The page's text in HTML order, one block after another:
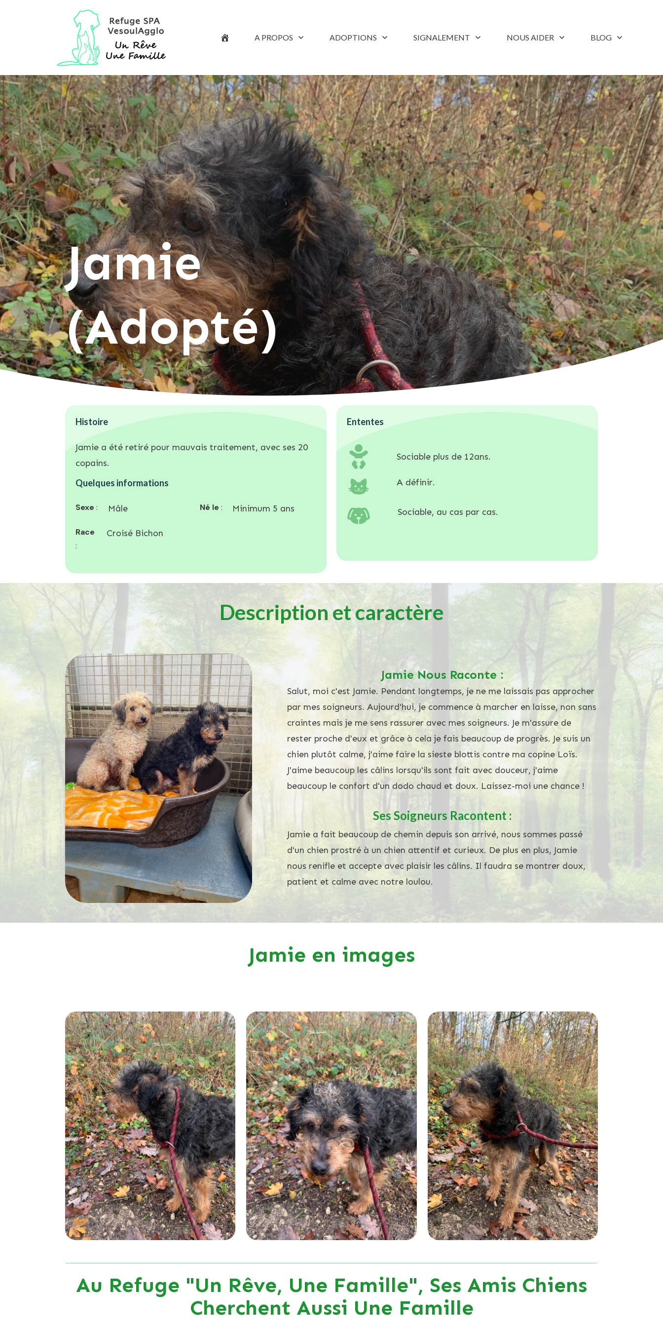
A PROPOS ADOPTIONS SIGNALEMENT NOUS AIDER BLOG
Jamie
(Adopté)
Histoire
Jamie a été retiré pour mauvais traitement, avec ses 20
copains.
Quelques informations
Sexe : Mâle Né le : Minimum 5 ans
Race
:
Croisé Bichon
Ententes
Sociable plus de 12ans.
A définir.
Sociable, au cas par cas.
Description et caractère
Jamie Nous Raconte :
Salut, moi c'est Jamie. Pendant longtemps, je ne me laissais pas approcher
par mes soigneurs. Aujourd'hui, je commence à marcher en laisse, non sans
craintes mais je me sens rassurer avec mes soigneurs. Je m'assure de
rester proche d'eux et grâce à cela je fais beaucoup de progrès. Je suis un
chien plutôt calme, j'aime faire la sieste blottis contre ma copine Loïs.
J'aime beaucoup les câlins lorsqu'ils sont fait avec douceur, j'aime
beaucoup le confort d'un dodo chaud et doux. Laissez-moi une chance !
Ses Soigneurs Racontent :
Jamie a fait beaucoup de chemin depuis son arrivé, nous sommes passé
d'un chien prostré à un chien attentif et curieux. De plus en plus, Jamie
nous renifle et accepte avec plaisir les câlins. Il faudra se montrer doux,
patient et calme avec notre loulou.
Jamie en images
Au Refuge "Un Rêve, Une Famille", Ses Amis Chiens
Cherchent Aussi Une Famille